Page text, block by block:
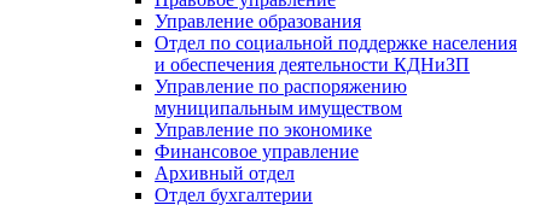
Управление образования
Отдел по социальной поддержке населения
и обеспечения деятельности КДНиЗП
Управление по распоряжению
муниципальным имуществом
Управление по экономике
Финансовое управление
Архивный отдел
Отдел бухгалтерии